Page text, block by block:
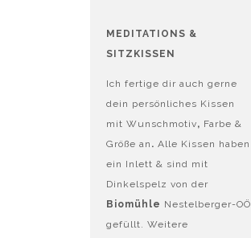
MEDITATIONS &
SITZKISSEN
Ich fertige dir auch gerne
dein persönliches Kissen
mit Wunschmotiv, Farbe &
Größe an . Alle Kissen haben
ein Inlett & sind mit
Dinkelspelz von der
Biomühle Nestelberger-OÖ
gefüllt. Weitere